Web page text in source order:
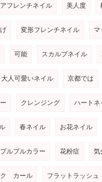
フレンチネイル 美人度
変形フレンチネイル マ
可能 スカルプネイル
大人可愛いネイル 京都では
クレンジング ハートネ
春ネイル お花ネイル
プルプルカラー 花粉症 気
ク カール フラットラッシ